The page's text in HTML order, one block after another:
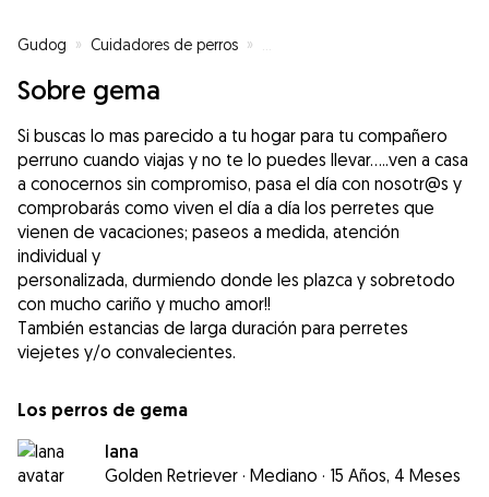
Gudog » Cuidadores de perros »
Sobre gema
Si buscas lo mas parecido a tu hogar para tu compañero
perruno cuando viajas y no te lo puedes llevar.....ven a casa
a conocernos sin compromiso, pasa el día con nosotr@s y
comprobarás como viven el día a día los perretes que
vienen de vacaciones; paseos a medida, atención
individual y
personalizada, durmiendo donde les plazca y sobretodo
con mucho cariño y mucho amor!!
También estancias de larga duración para perretes
viejetes y/o convalecientes.
Los perros de gema
lana
Golden Retriever · Mediano · 15 Años, 4 Meses